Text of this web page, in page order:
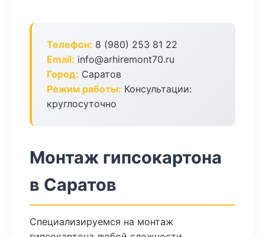
Телефон: 8 (980) 253 81 22
Email: info@arhiremont70.ru
Город: Саратов
Режим работы: Консультации:
круглосуточно
Монтаж гипсокартона
в Саратов
Специализируемся на монтаж